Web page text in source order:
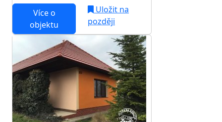
Více o
objektu
Uložit na
později